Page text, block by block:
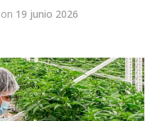
on 19 junio 2026